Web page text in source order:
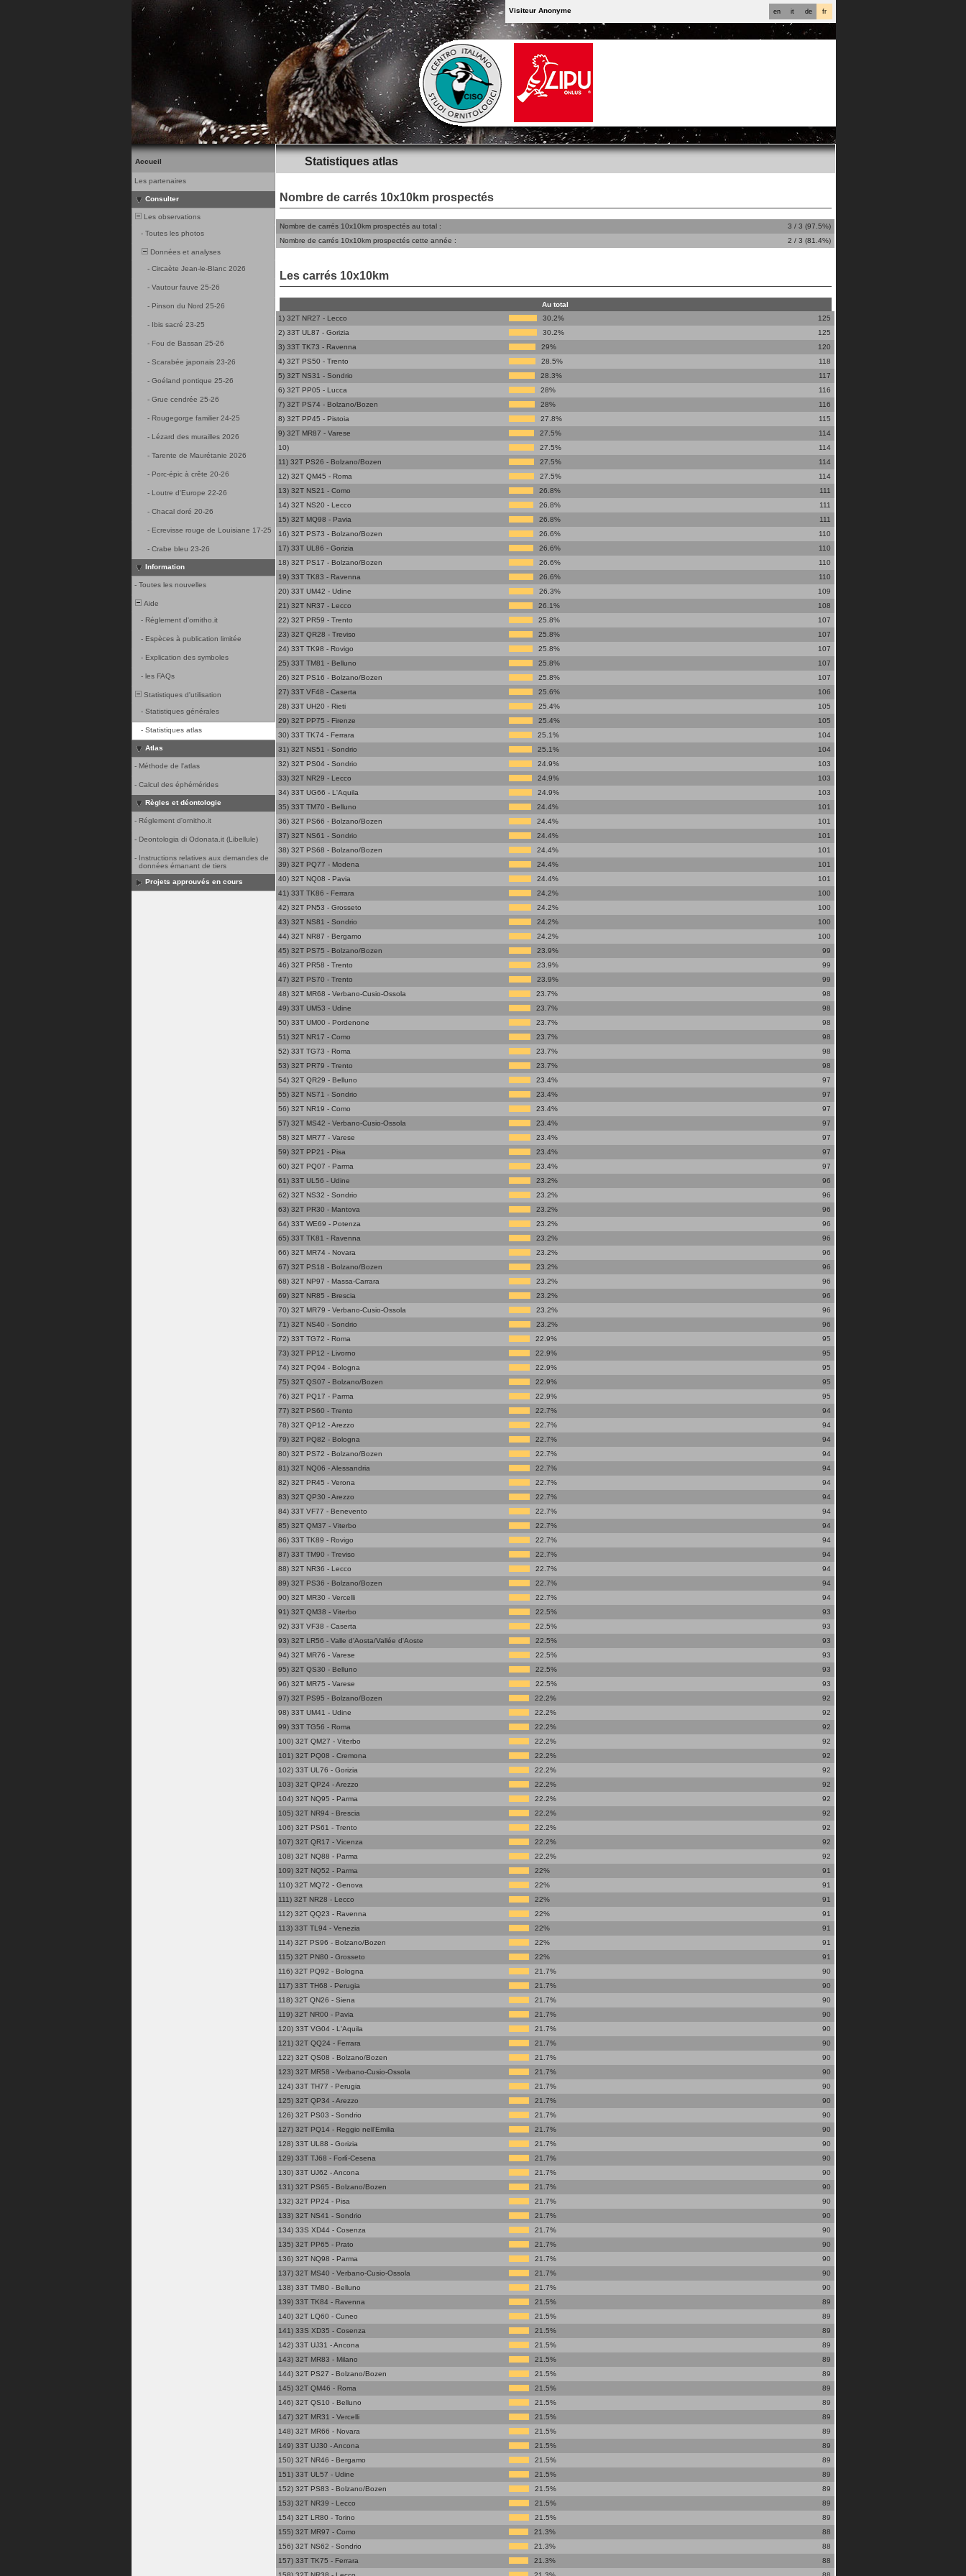
fr
de
it
en
Visiteur Anonyme
Accueil
Les partenaires
Consulter
Les observations
- Toutes les photos
Données et analyses
- Circaète Jean-le-Blanc 2026
- Vautour fauve 25-26
- Pinson du Nord 25-26
- Ibis sacré 23-25
- Fou de Bassan 25-26
- Scarabée japonais 23-26
- Goéland pontique 25-26
- Grue cendrée 25-26
- Rougegorge familier 24-25
- Lézard des murailles 2026
- Tarente de Maurétanie 2026
- Porc-épic à crête 20-26
- Loutre d'Europe 22-26
- Chacal doré 20-26
- Ecrevisse rouge de Louisiane 17-25
- Crabe bleu 23-26
Information
- Toutes les nouvelles
Aide
- Réglement d'ornitho.it
- Espèces à publication limitée
- Explication des symboles
- les FAQs
Statistiques d'utilisation
- Statistiques générales
- Statistiques atlas
Atlas
- Méthode de l'atlas
- Calcul des éphémérides
Règles et déontologie
- Réglement d'ornitho.it
- Deontologia di Odonata.it (Libellule)
- Instructions relatives aux demandes de
données émanant de tiers
Projets approuvés en cours
Statistiques atlas
Nombre de carrés 10x10km prospectés
Nombre de carrés 10x10km prospectés au total :
3 / 3 (97.5%)
Nombre de carrés 10x10km prospectés cette année :
2 / 3 (81.4%)
Les carrés 10x10km
Au total
1) 32T NR27 - Lecco
30.2%
125
2) 33T UL87 - Gorizia
30.2%
125
3) 33T TK73 - Ravenna
29%
120
4) 32T PS50 - Trento
28.5%
118
5) 32T NS31 - Sondrio
28.3%
117
6) 32T PP05 - Lucca
28%
116
7) 32T PS74 - Bolzano/Bozen
28%
116
8) 32T PP45 - Pistoia
27.8%
115
9) 32T MR87 - Varese
27.5%
114
10)
27.5%
114
11) 32T PS26 - Bolzano/Bozen
27.5%
114
12) 32T QM45 - Roma
27.5%
114
13) 32T NS21 - Como
26.8%
111
14) 32T NS20 - Lecco
26.8%
111
15) 32T MQ98 - Pavia
26.8%
111
16) 32T PS73 - Bolzano/Bozen
26.6%
110
17) 33T UL86 - Gorizia
26.6%
110
18) 32T PS17 - Bolzano/Bozen
26.6%
110
19) 33T TK83 - Ravenna
26.6%
110
20) 33T UM42 - Udine
26.3%
109
21) 32T NR37 - Lecco
26.1%
108
22) 32T PR59 - Trento
25.8%
107
23) 32T QR28 - Treviso
25.8%
107
24) 33T TK98 - Rovigo
25.8%
107
25) 33T TM81 - Belluno
25.8%
107
26) 32T PS16 - Bolzano/Bozen
25.8%
107
27) 33T VF48 - Caserta
25.6%
106
28) 33T UH20 - Rieti
25.4%
105
29) 32T PP75 - Firenze
25.4%
105
30) 33T TK74 - Ferrara
25.1%
104
31) 32T NS51 - Sondrio
25.1%
104
32) 32T PS04 - Sondrio
24.9%
103
33) 32T NR29 - Lecco
24.9%
103
34) 33T UG66 - L'Aquila
24.9%
103
35) 33T TM70 - Belluno
24.4%
101
36) 32T PS66 - Bolzano/Bozen
24.4%
101
37) 32T NS61 - Sondrio
24.4%
101
38) 32T PS68 - Bolzano/Bozen
24.4%
101
39) 32T PQ77 - Modena
24.4%
101
40) 32T NQ08 - Pavia
24.4%
101
41) 33T TK86 - Ferrara
24.2%
100
42) 32T PN53 - Grosseto
24.2%
100
43) 32T NS81 - Sondrio
24.2%
100
44) 32T NR87 - Bergamo
24.2%
100
45) 32T PS75 - Bolzano/Bozen
23.9%
99
46) 32T PR58 - Trento
23.9%
99
47) 32T PS70 - Trento
23.9%
99
48) 32T MR68 - Verbano-Cusio-Ossola
23.7%
98
49) 33T UM53 - Udine
23.7%
98
50) 33T UM00 - Pordenone
23.7%
98
51) 32T NR17 - Como
23.7%
98
52) 33T TG73 - Roma
23.7%
98
53) 32T PR79 - Trento
23.7%
98
54) 32T QR29 - Belluno
23.4%
97
55) 32T NS71 - Sondrio
23.4%
97
56) 32T NR19 - Como
23.4%
97
57) 32T MS42 - Verbano-Cusio-Ossola
23.4%
97
58) 32T MR77 - Varese
23.4%
97
59) 32T PP21 - Pisa
23.4%
97
60) 32T PQ07 - Parma
23.4%
97
61) 33T UL56 - Udine
23.2%
96
62) 32T NS32 - Sondrio
23.2%
96
63) 32T PR30 - Mantova
23.2%
96
64) 33T WE69 - Potenza
23.2%
96
65) 33T TK81 - Ravenna
23.2%
96
66) 32T MR74 - Novara
23.2%
96
67) 32T PS18 - Bolzano/Bozen
23.2%
96
68) 32T NP97 - Massa-Carrara
23.2%
96
69) 32T NR85 - Brescia
23.2%
96
70) 32T MR79 - Verbano-Cusio-Ossola
23.2%
96
71) 32T NS40 - Sondrio
23.2%
96
72) 33T TG72 - Roma
22.9%
95
73) 32T PP12 - Livorno
22.9%
95
74) 32T PQ94 - Bologna
22.9%
95
75) 32T QS07 - Bolzano/Bozen
22.9%
95
76) 32T PQ17 - Parma
22.9%
95
77) 32T PS60 - Trento
22.7%
94
78) 32T QP12 - Arezzo
22.7%
94
79) 32T PQ82 - Bologna
22.7%
94
80) 32T PS72 - Bolzano/Bozen
22.7%
94
81) 32T NQ06 - Alessandria
22.7%
94
82) 32T PR45 - Verona
22.7%
94
83) 32T QP30 - Arezzo
22.7%
94
84) 33T VF77 - Benevento
22.7%
94
85) 32T QM37 - Viterbo
22.7%
94
86) 33T TK89 - Rovigo
22.7%
94
87) 33T TM90 - Treviso
22.7%
94
88) 32T NR36 - Lecco
22.7%
94
89) 32T PS36 - Bolzano/Bozen
22.7%
94
90) 32T MR30 - Vercelli
22.7%
94
91) 32T QM38 - Viterbo
22.5%
93
92) 33T VF38 - Caserta
22.5%
93
93) 32T LR56 - Valle d'Aosta/Vallée d'Aoste
22.5%
93
94) 32T MR76 - Varese
22.5%
93
95) 32T QS30 - Belluno
22.5%
93
96) 32T MR75 - Varese
22.5%
93
97) 32T PS95 - Bolzano/Bozen
22.2%
92
98) 33T UM41 - Udine
22.2%
92
99) 33T TG56 - Roma
22.2%
92
100) 32T QM27 - Viterbo
22.2%
92
101) 32T PQ08 - Cremona
22.2%
92
102) 33T UL76 - Gorizia
22.2%
92
103) 32T QP24 - Arezzo
22.2%
92
104) 32T NQ95 - Parma
22.2%
92
105) 32T NR94 - Brescia
22.2%
92
106) 32T PS61 - Trento
22.2%
92
107) 32T QR17 - Vicenza
22.2%
92
108) 32T NQ88 - Parma
22.2%
92
109) 32T NQ52 - Parma
22%
91
110) 32T MQ72 - Genova
22%
91
111) 32T NR28 - Lecco
22%
91
112) 32T QQ23 - Ravenna
22%
91
113) 33T TL94 - Venezia
22%
91
114) 32T PS96 - Bolzano/Bozen
22%
91
115) 32T PN80 - Grosseto
22%
91
116) 32T PQ92 - Bologna
21.7%
90
117) 33T TH68 - Perugia
21.7%
90
118) 32T QN26 - Siena
21.7%
90
119) 32T NR00 - Pavia
21.7%
90
120) 33T VG04 - L'Aquila
21.7%
90
121) 32T QQ24 - Ferrara
21.7%
90
122) 32T QS08 - Bolzano/Bozen
21.7%
90
123) 32T MR58 - Verbano-Cusio-Ossola
21.7%
90
124) 33T TH77 - Perugia
21.7%
90
125) 32T QP34 - Arezzo
21.7%
90
126) 32T PS03 - Sondrio
21.7%
90
127) 32T PQ14 - Reggio nell'Emilia
21.7%
90
128) 33T UL88 - Gorizia
21.7%
90
129) 33T TJ68 - Forlì-Cesena
21.7%
90
130) 33T UJ62 - Ancona
21.7%
90
131) 32T PS65 - Bolzano/Bozen
21.7%
90
132) 32T PP24 - Pisa
21.7%
90
133) 32T NS41 - Sondrio
21.7%
90
134) 33S XD44 - Cosenza
21.7%
90
135) 32T PP65 - Prato
21.7%
90
136) 32T NQ98 - Parma
21.7%
90
137) 32T MS40 - Verbano-Cusio-Ossola
21.7%
90
138) 33T TM80 - Belluno
21.7%
90
139) 33T TK84 - Ravenna
21.5%
89
140) 32T LQ60 - Cuneo
21.5%
89
141) 33S XD35 - Cosenza
21.5%
89
142) 33T UJ31 - Ancona
21.5%
89
143) 32T MR83 - Milano
21.5%
89
144) 32T PS27 - Bolzano/Bozen
21.5%
89
145) 32T QM46 - Roma
21.5%
89
146) 32T QS10 - Belluno
21.5%
89
147) 32T MR31 - Vercelli
21.5%
89
148) 32T MR66 - Novara
21.5%
89
149) 33T UJ30 - Ancona
21.5%
89
150) 32T NR46 - Bergamo
21.5%
89
151) 33T UL57 - Udine
21.5%
89
152) 32T PS83 - Bolzano/Bozen
21.5%
89
153) 32T NR39 - Lecco
21.5%
89
154) 32T LR80 - Torino
21.5%
89
155) 32T MR97 - Como
21.3%
88
156) 32T NS62 - Sondrio
21.3%
88
157) 33T TK75 - Ferrara
21.3%
88